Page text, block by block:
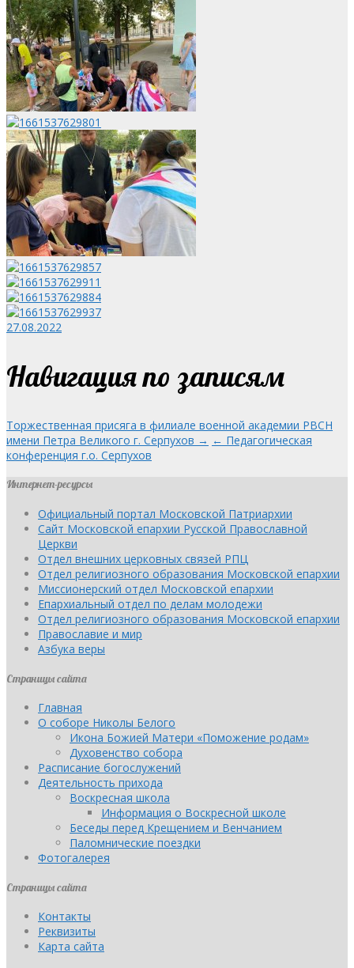
27.08.2022
Навигация по записям
Торжественная присяга в филиале военной академии РВСН
имени Петра Великого г. Серпухов → ← Педагогическая
конференция г.о. Серпухов
Интернет-ресурсы
Официальный портал Московской Патриархии
Сайт Московской епархии Русской Православной
Церкви
Отдел внешних церковных связей РПЦ
Отдел религиозного образования Московской епархии
Миссионерский отдел Московской епархии
Епархиальный отдел по делам молодежи
Отдел религиозного образования Московской епархии
Православие и мир
Азбука веры
Страницы сайта
Главная
О соборе Николы Белого
Икона Божией Матери «Поможение родам»
Духовенство собора
Расписание богослужений
Деятельность прихода
Воскресная школа
Информация о Воскресной школе
Беседы перед Крещением и Венчанием
Паломнические поездки
Фотогалерея
Страницы сайта
Контакты
Реквизиты
Карта сайта